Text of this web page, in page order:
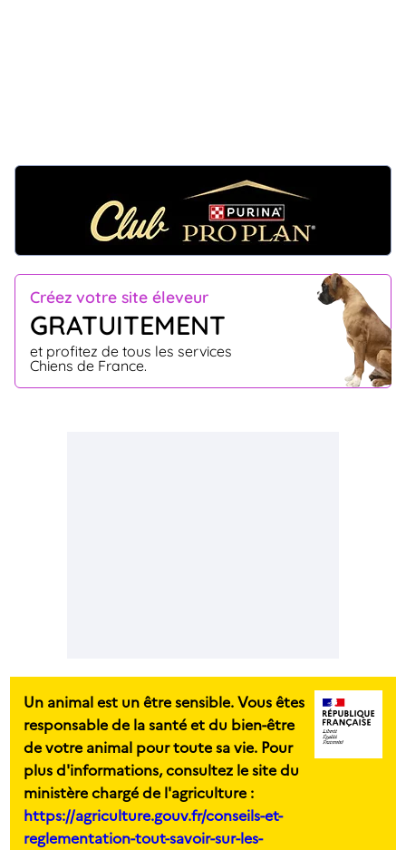
Créez votre site éleveur
GRATUITEMENT
et profitez de tous les services
Chiens de France.
Un animal est un être sensible. Vous êtes
responsable de la santé et du bien-être
de votre animal pour toute sa vie. Pour
plus d'informations, consultez le site du
ministère chargé de l'agriculture :
https://agriculture.gouv.fr/conseils-et-
reglementation-tout-savoir-sur-les-